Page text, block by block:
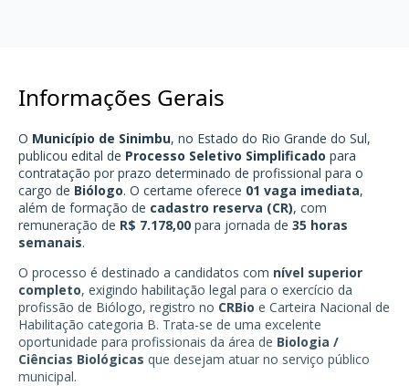
Informações Gerais
O Município de Sinimbu, no Estado do Rio Grande do Sul,
publicou edital de Processo Seletivo Simplificado para
contratação por prazo determinado de profissional para o
cargo de Biólogo. O certame oferece 01 vaga imediata,
além de formação de cadastro reserva (CR), com
remuneração de R$ 7.178,00 para jornada de 35 horas
semanais.
O processo é destinado a candidatos com nível superior
completo, exigindo habilitação legal para o exercício da
profissão de Biólogo, registro no CRBio e Carteira Nacional de
Habilitação categoria B. Trata-se de uma excelente
oportunidade para profissionais da área de Biologia /
Ciências Biológicas que desejam atuar no serviço público
municipal.